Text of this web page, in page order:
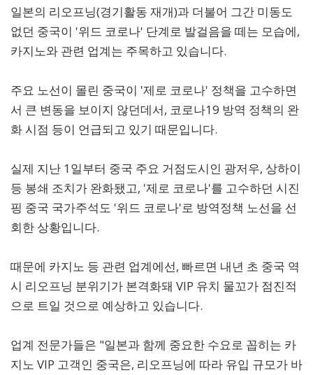
일본의 리오프닝(경기활동 재개)과 더불어 그간 미동도
없던 중국이 '위드 코로나' 단계로 발걸음을 떼는 모습에,
카지노와 관련 업계는 주목하고 있습니다.
주요 노선이 몰린 중국이 '제로 코로나' 정책을 고수하면
서 큰 변동을 보이지 않던데서, 코로나19 방역 정책의 완
화 시점 등이 언급되고 있기 때문입니다.
실제 지난 1일부터 중국 주요 거점도시인 광저우, 상하이
등 봉쇄 조치가 완화됐고, '제로 코로나'를 고수하던 시진
핑 중국 국가주석도 '위드 코로나'로 방역정책 노선을 선
회한 상황입니다.
때문에 카지노 등 관련 업계에선, 빠르면 내년 초 중국 역
시 리오프닝 분위기가 본격화돼 VIP 유치 물꼬가 점진적
으로 트일 것으로 예상하고 있습니다.
업계 전문가들은 "일본과 함께 중요한 수요로 꼽히는 카
지노 VIP 고객인 중국은, 리오프닝에 따라 유입 규모가 바